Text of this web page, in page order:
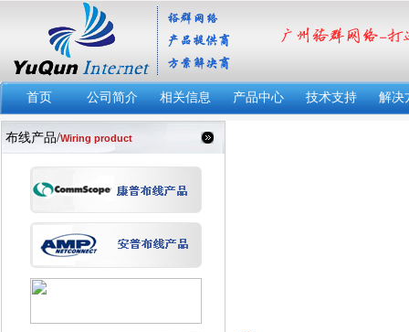
首页 公司简介 相关信息 产品中心 技术支持 解决
布线产品/Wiring product